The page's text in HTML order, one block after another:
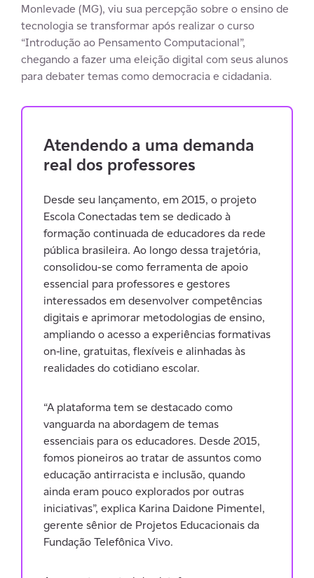
Monlevade (MG), viu sua percepção sobre o ensino de
tecnologia se transformar após realizar o curso
“Introdução ao Pensamento Computacional”,
chegando a fazer uma eleição digital com seus alunos
para debater temas como democracia e cidadania.
Atendendo a uma demanda
real dos professores
Desde seu lançamento, em 2015, o projeto
Escola Conectadas tem se dedicado à
formação continuada de educadores da rede
pública brasileira. Ao longo dessa trajetória,
consolidou-se como ferramenta de apoio
essencial para professores e gestores
interessados em desenvolver competências
digitais e aprimorar metodologias de ensino,
ampliando o acesso a experiências formativas
on-line, gratuitas, flexíveis e alinhadas às
realidades do cotidiano escolar.
“A plataforma tem se destacado como
vanguarda na abordagem de temas
essenciais para os educadores. Desde 2015,
fomos pioneiros ao tratar de assuntos como
educação antirracista e inclusão, quando
ainda eram pouco explorados por outras
iniciativas”, explica Karina Daidone Pimentel,
gerente sênior de Projetos Educacionais da
Fundação Telefônica Vivo.